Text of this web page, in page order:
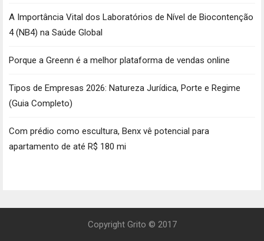
A Importância Vital dos Laboratórios de Nível de Biocontenção
4 (NB4) na Saúde Global
Porque a Greenn é a melhor plataforma de vendas online
Tipos de Empresas 2026: Natureza Jurídica, Porte e Regime
(Guia Completo)
Com prédio como escultura, Benx vê potencial para
apartamento de até R$ 180 mi
Copyright Grito © 2017